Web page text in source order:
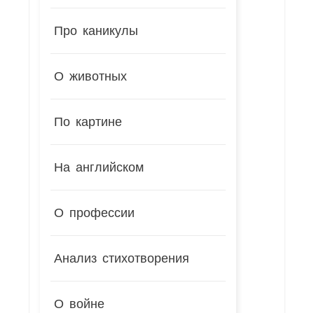
Про каникулы
О животных
По картине
На английском
О профессии
Анализ стихотворения
О войне